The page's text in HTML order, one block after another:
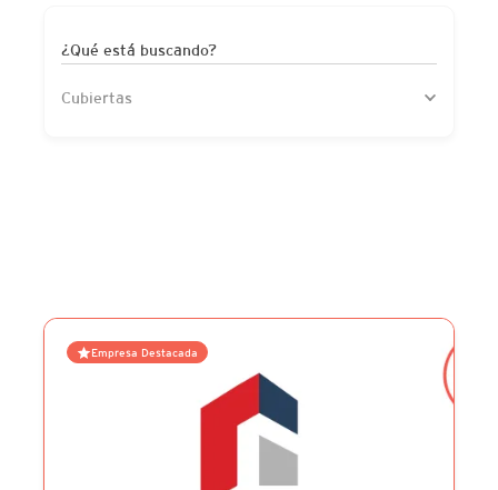
¿Qué está buscando?
Cubiertas
Empresa Destacada